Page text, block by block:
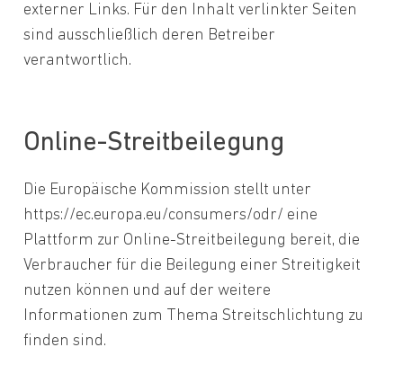
externer Links. Für den Inhalt verlinkter Seiten
sind ausschließlich deren Betreiber
verantwortlich.
Online-Streitbeilegung
Die Europäische Kommission stellt unter
https://ec.europa.eu/consumers/odr/ eine
Plattform zur Online-Streitbeilegung bereit, die
Verbraucher für die Beilegung einer Streitigkeit
nutzen können und auf der weitere
Informationen zum Thema Streitschlichtung zu
finden sind.